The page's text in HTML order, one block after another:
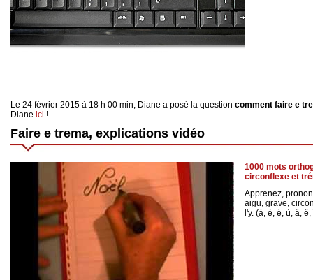
Le 24 février 2015 à 18 h 00 min, Diane a posé la question comment faire e
Diane ici !
Faire e trema, explications vidéo
1000 mots
circonflexe et
Apprenez,
aigu, grave,
l'y. (à, è, é, ù, â, ê,